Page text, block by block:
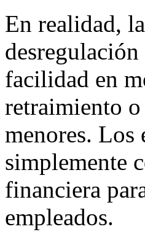
En realidad,
facilidad en
retraimiento o
menores. Los
simplemente
financiera
empleados.